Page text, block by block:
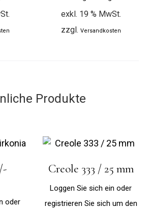
exkl. 19 % MwSt.
zzgl. Versandkosten
Produkte
oder
Creole 333 / 25 mm
Loggen Sie sich ein oder
registrieren Sie sich um den